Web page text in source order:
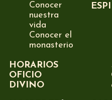
Conocer
nuestra
vida
Conocer el
monasterio
HORARIOS
OFICIO
DIVINO